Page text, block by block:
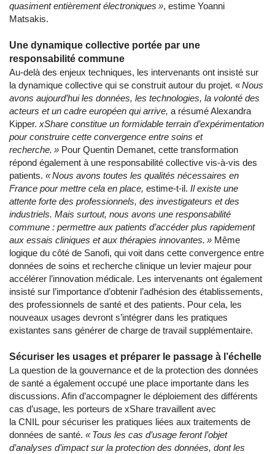
quasiment entièrement électroniques », estime Yoanni
Matsakis.
Une dynamique collective portée par une
responsabilité commune
Au-delà des enjeux techniques, les intervenants ont insisté sur
la dynamique collective qui se construit autour du projet. «Nous
avons aujourd’hui les données, les technologies, la volonté des
acteurs et un cadre européen qui arrive, a résumé Alexandra
Kipper. xShare constitue un formidable terrain d’expérimentation
pour construire cette convergence entre soins et
recherche. » Pour Quentin Demanet, cette transformation
répond également à une responsabilité collective vis-à-vis des
patients. « Nous avons toutes les qualités nécessaires en
France pour mettre cela en place, estime-t-il. Il existe une
attente forte des professionnels, des investigateurs et des
industriels. Mais surtout, nous avons une responsabilité
commune : permettre aux patients d’accéder plus rapidement
aux essais cliniques et aux thérapies innovantes. » Même
logique du côté de Sanofi, qui voit dans cette convergence entre
données de soins et recherche clinique un levier majeur pour
accélérer l’innovation médicale. Les intervenants ont également
insisté sur l’importance d’obtenir l’adhésion des établissements,
des professionnels de santé et des patients. Pour cela, les
nouveaux usages devront s’intégrer dans les pratiques
existantes sans générer de charge de travail supplémentaire.
Sécuriser les usages et préparer le passage à l’échelle
La question de la gouvernance et de la protection des données
de santé a également occupé une place importante dans les
discussions. Afin d’accompagner le déploiement des différents
cas d’usage, les porteurs de xShare travaillent avec
la CNIL pour sécuriser les pratiques liées aux traitements de
données de santé. « Tous les cas d’usage feront l’objet
d’analyses d’impact sur la protection des données, dont les